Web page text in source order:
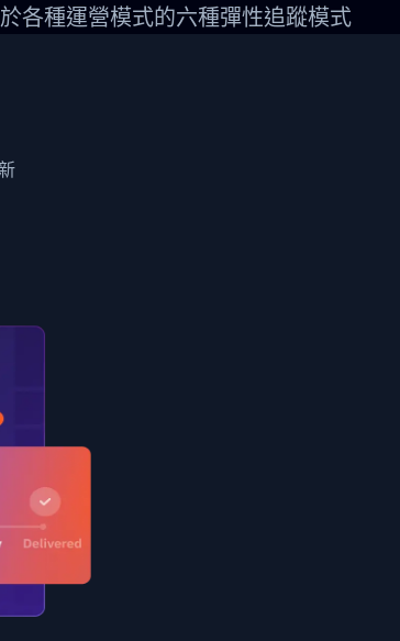
HONG KONG, HONG KONG-HONG KONG,2017-03-
各種運營模式的六種彈性追蹤模式